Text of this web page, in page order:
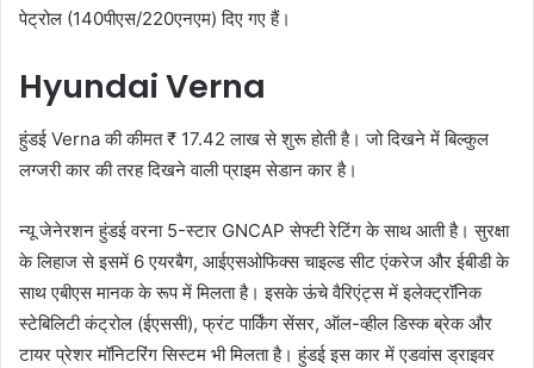
पेट्रोल (140पीएस/220एनएम) दिए गए हैं।
Hyundai Verna
हुंडई Verna की कीमत ₹ 17.42 लाख से शुरू होती है। जो दिखने में बिल्कुल
लग्जरी कार की तरह दिखने वाली प्राइम सेडान कार है।
न्यू जेनेरशन हुंडई वरना 5-स्टार GNCAP सेफ्टी रेटिंग के साथ आती है। सुरक्षा
के लिहाज से इसमें 6 एयरबैग, आईएसओफिक्स चाइल्ड सीट एंकरेज और ईबीडी के
साथ एबीएस मानक के रूप में मिलता है। इसके ऊंचे वैरिएंट्स में इलेक्ट्रॉनिक
स्टेबिलिटी कंट्रोल (ईएससी), फ्रंट पार्किंग सेंसर, ऑल-व्हील डिस्क ब्रेक और
टायर प्रेशर मॉनिटरिंग सिस्टम भी मिलता है। हुंडई इस कार में एडवांस ड्राइवर